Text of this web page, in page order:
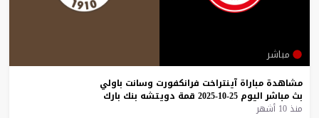
مباشر
مشاهدة مباراة آينتراخت فرانكفورت وسانت باولي
بث مباشر اليوم 25-10-2025 قمة دويتشه بنك بارك
منذ 10 أشهر